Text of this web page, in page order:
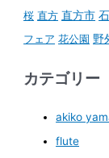
桜 直方 直方市
フェア 花公園 野
カテゴリー
akiko
flute